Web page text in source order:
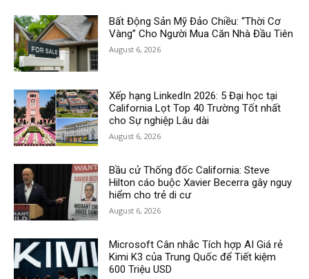
Bất Động Sản Mỹ Đảo Chiều: “Thời Cơ
Vàng” Cho Người Mua Căn Nhà Đầu Tiên
August 6, 2026
Xếp hạng LinkedIn 2026: 5 Đại học tại
California Lọt Top 40 Trường Tốt nhất
cho Sự nghiệp Lâu dài
August 6, 2026
Bầu cử Thống đốc California: Steve
Hilton cáo buộc Xavier Becerra gây nguy
hiểm cho trẻ di cư
August 6, 2026
Microsoft Cân nhắc Tích hợp AI Giá rẻ
Kimi K3 của Trung Quốc để Tiết kiệm
600 Triệu USD